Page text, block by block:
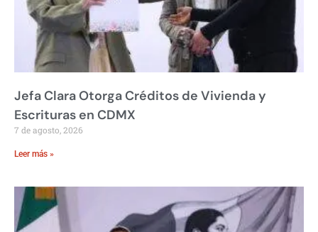
Jefa Clara Otorga Créditos de Vivienda y
Escrituras en CDMX
7 de agosto, 2026
Leer más »